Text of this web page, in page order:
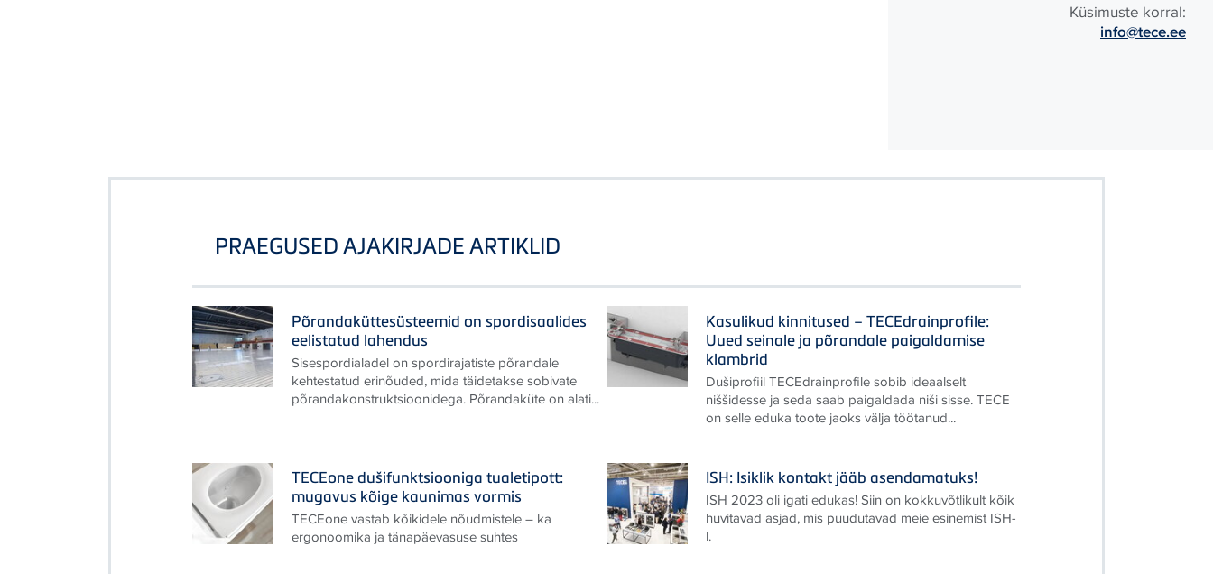
Küsimuste korral:
info@tece.ee
PRAEGUSED AJAKIRJADE ARTIKLID
Põrandaküttesüsteemid on spordisaalides
eelistatud lahendus
Sisespordialadel on spordirajatiste põrandale
kehtestatud erinõuded, mida täidetakse sobivate
põrandakonstruktsioonidega. Põrandaküte on alati...
Kasulikud kinnitused – TECEdrainprofile:
Uued seinale ja põrandale paigaldamise
klambrid
Dušiprofiil TECEdrainprofile sobib ideaalselt
niššidesse ja seda saab paigaldada niši sisse. TECE
on selle eduka toote jaoks välja töötanud...
TECEone dušifunktsiooniga tualetipott:
mugavus kõige kaunimas vormis
TECEone vastab kõikidele nõudmistele – ka
ergonoomika ja tänapäevasuse suhtes
ISH: Isiklik kontakt jääb asendamatuks!
ISH 2023 oli igati edukas! Siin on kokkuvõtlikult kõik
huvitavad asjad, mis puudutavad meie esinemist ISH-
l.